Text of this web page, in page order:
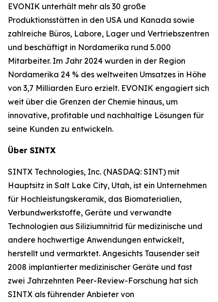
EVONIK unterhält mehr als 30 große
Produktionsstätten in den USA und Kanada sowie
zahlreiche Büros, Labore, Lager und Vertriebszentren
und beschäftigt in Nordamerika rund 5.000
Mitarbeiter. Im Jahr 2024 wurden in der Region
Nordamerika 24 % des weltweiten Umsatzes in Höhe
von 3,7 Milliarden Euro erzielt. EVONIK engagiert sich
weit über die Grenzen der Chemie hinaus, um
innovative, profitable und nachhaltige Lösungen für
seine Kunden zu entwickeln.
Über SINTX
SINTX Technologies, Inc. (NASDAQ: SINT) mit
Hauptsitz in Salt Lake City, Utah, ist ein Unternehmen
für Hochleistungskeramik, das Biomaterialien,
Verbundwerkstoffe, Geräte und verwandte
Technologien aus Siliziumnitrid für medizinische und
andere hochwertige Anwendungen entwickelt,
herstellt und vermarktet. Angesichts Tausender seit
2008 implantierter medizinischer Geräte und fast
zwei Jahrzehnten Peer-Review-Forschung hat sich
SINTX als führender Anbieter von